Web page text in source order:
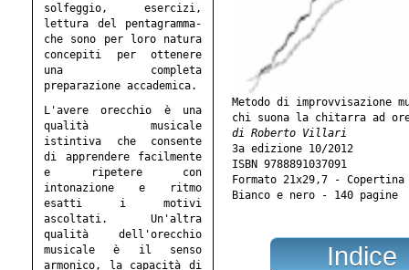
solfeggio, esercizi,
lettura del pentagramma-
che sono per loro natura
concepiti per ottenere
una completa
preparazione accademica.
L'avere orecchio è una
qualità musicale
istintiva che consente
di apprendere facilmente
e ripetere con
intonazione e ritmo
esatti i motivi
ascoltati. Un'altra
qualità dell'orecchio
musicale è il senso
armonico, la capacità di
Metodo di improvvisazione
chi suona la chitarra ad
di Roberto Villari
3a edizione 10/2012
ISBN 9788891037091
Formato 21x29,7 - Copertina
Bianco e nero - 140 pagine
Indice